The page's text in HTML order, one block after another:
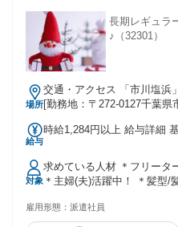
長期レギュラ
♪（32301）
場所
交通・アクセス 「市川塩浜
[勤務地：〒272-0127千葉県
給与
時給1,284円以上 給与詳細 基本
対象
求めている人材 ＊フリータ
＊主婦(夫)活躍中！ ＊髪型/髪
雇用形態： 派遣社員